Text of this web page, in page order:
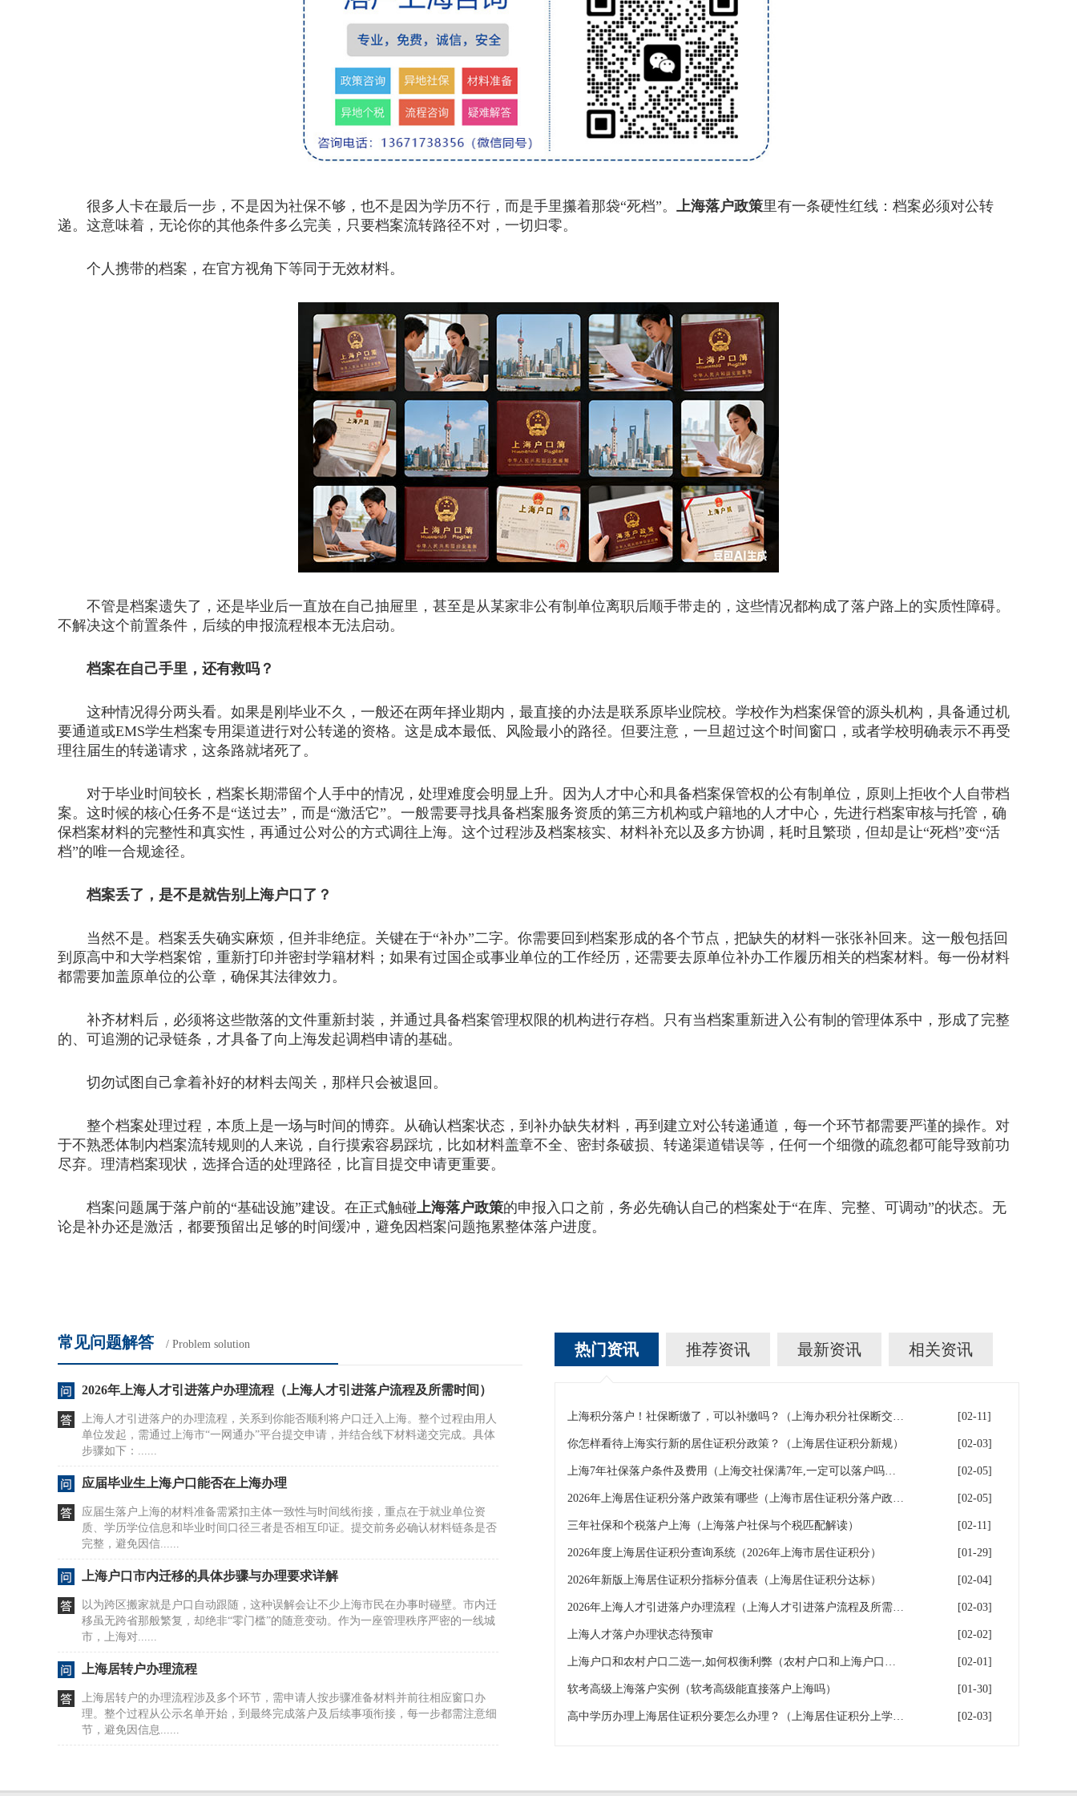
很多人卡在最后一步，不是因为社保不够，也不是因为学历不行，而是手里攥着那袋“死档”。 上海落户政策里有一条硬性红线：档案必须对公转
递。这意味着，无论你的其他条件多么完美，只要档案流转路径不对，一切归零。
个人携带的档案，在官方视角下等同于无效材料。
不管是档案遗失了，还是毕业后一直放在自己抽屉里，甚至是从某家非公有制单位离职后顺手带走的，这些情况都构成了落户路上的实质性障碍。
不解决这个前置条件，后续的申报流程根本无法启动。
档案在自己手里，还有救吗？
这种情况得分两头看。如果是刚毕业不久，一般还在两年择业期内，最直接的办法是联系原毕业院校。学校作为档案保管的源头机构，具备通过机
要通道或EMS学生档案专用渠道进行对公转递的资格。这是成本最低、风险最小的路径。但要注意，一旦超过这个时间窗口，或者学校明确表示不再受
理往届生的转递请求，这条路就堵死了。
对于毕业时间较长，档案长期滞留个人手中的情况，处理难度会明显上升。因为人才中心和具备档案保管权的公有制单位，原则上拒收个人自带档
案。这时候的核心任务不是“送过去”，而是“激活它”。一般需要寻找具备档案服务资质的第三方机构或户籍地的人才中心，先进行档案审核与托管，确
保档案材料的完整性和真实性，再通过公对公的方式调往上海。这个过程涉及档案核实、材料补充以及多方协调，耗时且繁琐，但却是让“死档”变“活
档”的唯一合规途径。
档案丢了，是不是就告别上海户口了？
当然不是。档案丢失确实麻烦，但并非绝症。关键在于“补办”二字。你需要回到档案形成的各个节点，把缺失的材料一张张补回来。这一般包括回
到原高中和大学档案馆，重新打印并密封学籍材料；如果有过国企或事业单位的工作经历，还需要去原单位补办工作履历相关的档案材料。每一份材料
都需要加盖原单位的公章，确保其法律效力。
补齐材料后，必须将这些散落的文件重新封装，并通过具备档案管理权限的机构进行存档。只有当档案重新进入公有制的管理体系中，形成了完整
的、可追溯的记录链条，才具备了向上海发起调档申请的基础。
切勿试图自己拿着补好的材料去闯关，那样只会被退回。
整个档案处理过程，本质上是一场与时间的博弈。从确认档案状态，到补办缺失材料，再到建立对公转递通道，每一个环节都需要严谨的操作。对
于不熟悉体制内档案流转规则的人来说，自行摸索容易踩坑，比如材料盖章不全、密封条破损、转递渠道错误等，任何一个细微的疏忽都可能导致前功
尽弃。理清档案现状，选择合适的处理路径，比盲目提交申请更重要。
档案问题属于落户前的“基础设施”建设。在正式触碰上海落户政策的申报入口之前，务必先确认自己的档案处于“在库、完整、可调动”的状态。无
论是补办还是激活，都要预留出足够的时间缓冲，避免因档案问题拖累整体落户进度。
常见问题解答 / Problem solution
2026年上海人才引进落户办理流程（上海人才引进落户流程及所需时间）
上海人才引进落户的办理流程，关系到你能否顺利将户口迁入上海。整个过程由用人
单位发起，需通过上海市“一网通办”平台提交申请，并结合线下材料递交完成。具体
步骤如下：......
应届毕业生上海户口能否在上海办理
应届生落户上海的材料准备需紧扣主体一致性与时间线衔接，重点在于就业单位资
质、学历学位信息和毕业时间口径三者是否相互印证。提交前务必确认材料链条是否
完整，避免因信......
上海户口市内迁移的具体步骤与办理要求详解
以为跨区搬家就是户口自动跟随，这种误解会让不少上海市民在办事时碰壁。市内迁
移虽无跨省那般繁复，却绝非“零门槛”的随意变动。作为一座管理秩序严密的一线城
市，上海对......
上海居转户办理流程
上海居转户的办理流程涉及多个环节，需申请人按步骤准备材料并前往相应窗口办
理。整个过程从公示名单开始，到最终完成落户及后续事项衔接，每一步都需注意细
节，避免因信息......
上海人才引进落户需聚焦单位资质、岗位匹配与材料一致性等核心维度，对劳动合
热门资讯 推荐资讯 最新资讯 相关资讯
上海积分落户！社保断缴了，可以补缴吗？（上海办积分社保断交需要重新计算吗） [02-11]
你怎样看待上海实行新的居住证积分政策？（上海居住证积分新规） [02-03]
上海7年社保落户条件及费用（上海交社保满7年,一定可以落户吗？） [02-05]
2026年上海居住证积分落户政策有哪些（上海市居住证积分落户政策2026年） [02-05]
三年社保和个税落户上海（上海落户社保与个税匹配解读） [02-11]
2026年度上海居住证积分查询系统（2026年上海市居住证积分） [01-29]
2026年新版上海居住证积分指标分值表（上海居住证积分达标） [02-04]
2026年上海人才引进落户办理流程（上海人才引进落户流程及所需时间） [02-03]
上海人才落户办理状态待预审 [02-02]
上海户口和农村户口二选一,如何权衡利弊（农村户口和上海户口哪个值钱） [02-01]
软考高级上海落户实例（软考高级能直接落户上海吗） [01-30]
高中学历办理上海居住证积分要怎么办理？（上海居住证积分上学,参加高考） [02-03]